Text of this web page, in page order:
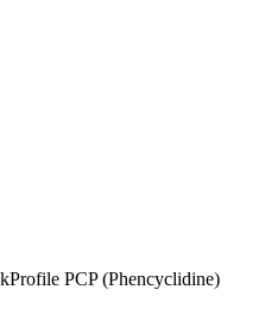
PCP (Phencyclidine)